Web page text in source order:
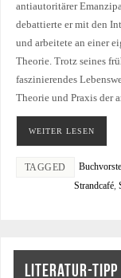
antiautoritärer
debattierte er mit den
und arbeitete an einer
Theorie. Trotz seines
faszinierendes
Theorie und Praxis der
WEITER LESEN
TAGGED
Strandcafé,
LITERATUR-TIPP